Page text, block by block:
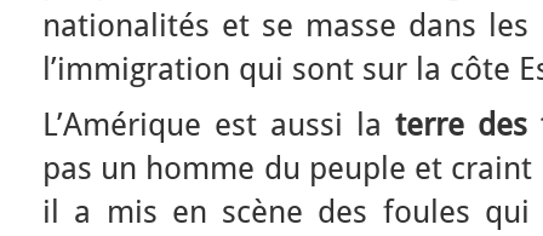
nationalités et se masse dans
l’immigration qui sont sur la côte
L’Amérique est aussi la terre des
pas un homme du peuple et
il a mis en scène des foules qui